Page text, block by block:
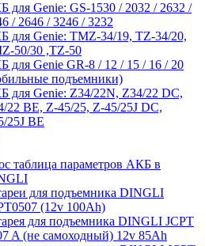
для Genie: GS-1530 / 2032 / 2632 /
/ 2646 / 3246 / 3232
для Genie: TMZ-34/19, TZ-34/20,
50/30 ,TZ-50
для Genie GR-8 / 12 / 15 / 16 / 20
подъемники)
для Genie: Z34/22N, Z34/22 DC,
22 BE, Z-45/25, Z-45/25J DC,
25J BE
таблица параметров АКБ в
для подъемника DINGLI
(12v 100Ah)
для подъемника DINGLI JCPT
A (не самоходный) 12v 85Ah